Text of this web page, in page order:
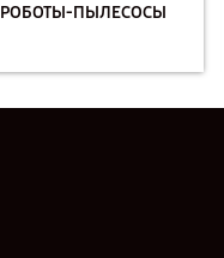
РОБОТЫ-ПЫЛЕСОСЫ